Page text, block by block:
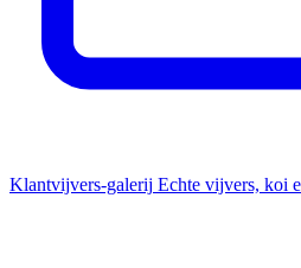
Klantvijvers-galerij Echte vijvers, koi